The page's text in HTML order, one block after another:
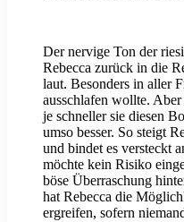
Der nervige Ton der
Rebecca zurück in die
laut. Besonders in aller
ausschlafen wollte.
je schneller sie diesen
umso besser. So steigt
und bindet es versteckt
möchte kein Risiko
böse Überraschung
hat Rebecca die
ergreifen, sofern